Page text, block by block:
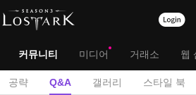
대
커뮤니티 미디어 거래소 웹
공략 Q&A 갤러리 스타일 북